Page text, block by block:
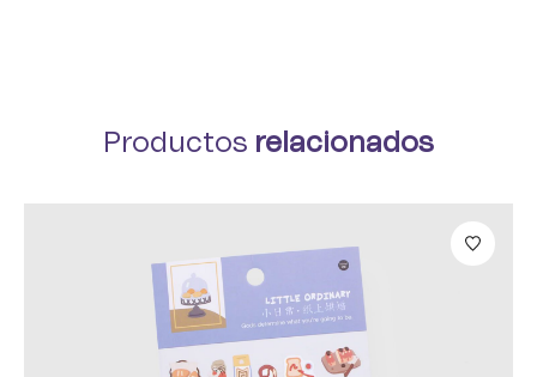
Productos relacionados